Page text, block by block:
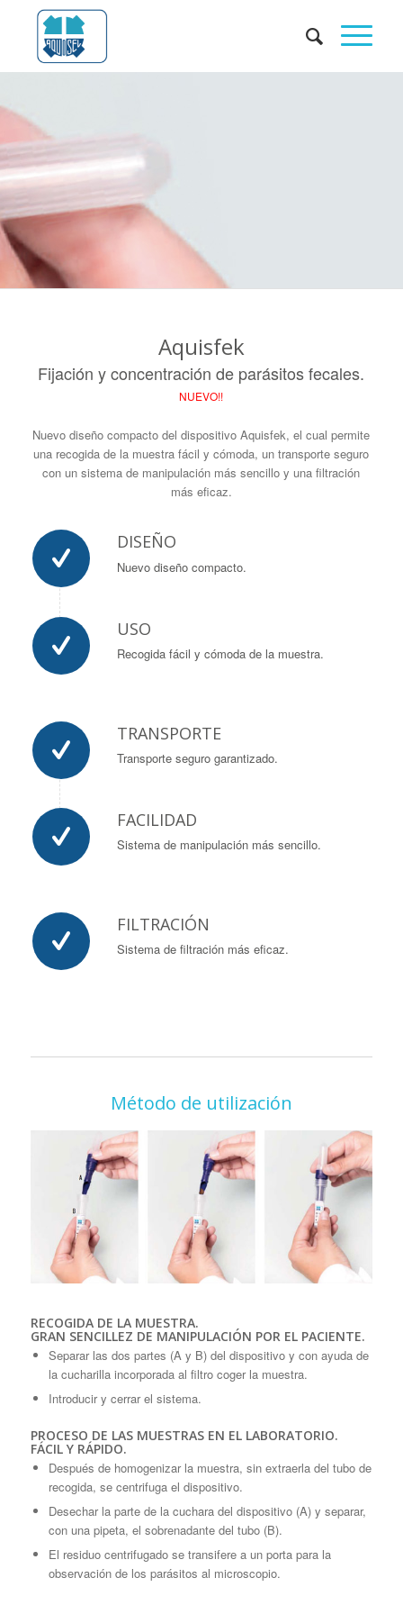
Aquisfek
Fijación y concentración de parásitos fecales.
NUEVO!!
Nuevo diseño compacto del dispositivo Aquisfek, el cual permite
una recogida de la muestra fácil y cómoda, un transporte seguro
con un sistema de manipulación más sencillo y una filtración
más eficaz.
DISEÑO
Nuevo diseño compacto.
USO
Recogida fácil y cómoda de la muestra.
TRANSPORTE
Transporte seguro garantizado.
FACILIDAD
Sistema de manipulación más sencillo.
FILTRACIÓN
Sistema de filtración más eficaz.
Método de utilización
RECOGIDA DE LA MUESTRA.
GRAN SENCILLEZ DE MANIPULACIÓN POR EL PACIENTE.
Separar las dos partes (A y B) del dispositivo y con ayuda de
la cucharilla incorporada al filtro coger la muestra.
Introducir y cerrar el sistema.
PROCESO DE LAS MUESTRAS EN EL LABORATORIO.
FÁCIL Y RÁPIDO.
Después de homogenizar la muestra, sin extraerla del tubo de
recogida, se centrifuga el dispositivo.
Desechar la parte de la cuchara del dispositivo (A) y separar,
con una pipeta, el sobrenadante del tubo (B).
El residuo centrifugado se transifere a un porta para la
observación de los parásitos al microscopio.